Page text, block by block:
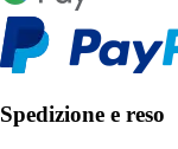
Spedizione e reso